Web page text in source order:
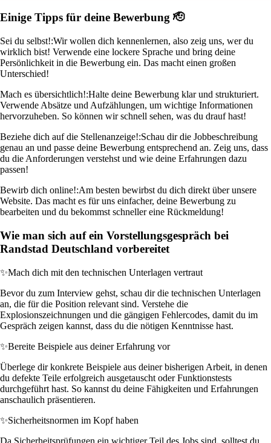
Einige Tipps für deine Bewerbung 🫡
Sei du selbst!:Wir wollen dich kennenlernen, also zeig uns, wer du
wirklich bist! Verwende eine lockere Sprache und bring deine
Persönlichkeit in die Bewerbung ein. Das macht einen großen
Unterschied!
Mach es übersichtlich!:Halte deine Bewerbung klar und strukturiert.
Verwende Absätze und Aufzählungen, um wichtige Informationen
hervorzuheben. So können wir schnell sehen, was du drauf hast!
Beziehe dich auf die Stellenanzeige!:Schau dir die Jobbeschreibung
genau an und passe deine Bewerbung entsprechend an. Zeig uns, dass
du die Anforderungen verstehst und wie deine Erfahrungen dazu
passen!
Bewirb dich online!:Am besten bewirbst du dich direkt über unsere
Website. Das macht es für uns einfacher, deine Bewerbung zu
bearbeiten und du bekommst schneller eine Rückmeldung!
Wie man sich auf ein Vorstellungsgespräch bei
Randstad Deutschland vorbereitet
✨Mach dich mit den technischen Unterlagen vertraut
Bevor du zum Interview gehst, schau dir die technischen Unterlagen
an, die für die Position relevant sind. Verstehe die
Explosionszeichnungen und die gängigen Fehlercodes, damit du im
Gespräch zeigen kannst, dass du die nötigen Kenntnisse hast.
✨Bereite Beispiele aus deiner Erfahrung vor
Überlege dir konkrete Beispiele aus deiner bisherigen Arbeit, in denen
du defekte Teile erfolgreich ausgetauscht oder Funktionstests
durchgeführt hast. So kannst du deine Fähigkeiten und Erfahrungen
anschaulich präsentieren.
✨Sicherheitsnormen im Kopf haben
Da Sicherheitsprüfungen ein wichtiger Teil des Jobs sind, solltest du